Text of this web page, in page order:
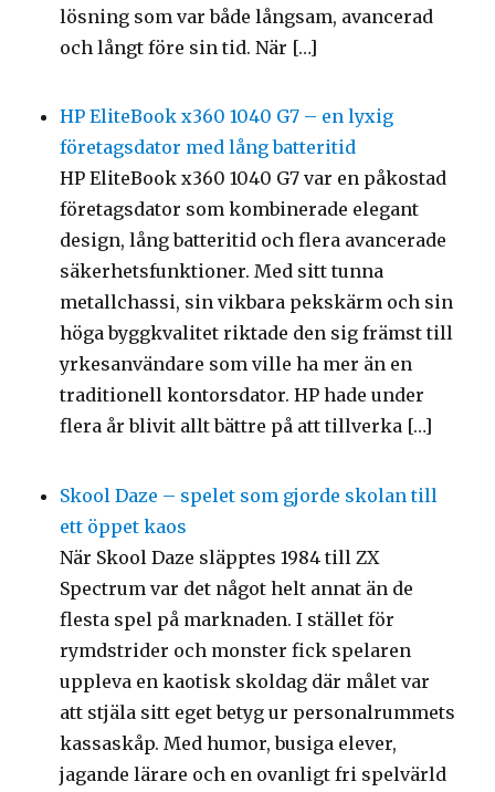
lösning som var både långsam, avancerad
och långt före sin tid. När […]
HP EliteBook x360 1040 G7 – en lyxig
företagsdator med lång batteritid
HP EliteBook x360 1040 G7 var en påkostad
företagsdator som kombinerade elegant
design, lång batteritid och flera avancerade
säkerhetsfunktioner. Med sitt tunna
metallchassi, sin vikbara pekskärm och sin
höga byggkvalitet riktade den sig främst till
yrkesanvändare som ville ha mer än en
traditionell kontorsdator. HP hade under
flera år blivit allt bättre på att tillverka […]
Skool Daze – spelet som gjorde skolan till
ett öppet kaos
När Skool Daze släpptes 1984 till ZX
Spectrum var det något helt annat än de
flesta spel på marknaden. I stället för
rymdstrider och monster fick spelaren
uppleva en kaotisk skoldag där målet var
att stjäla sitt eget betyg ur personalrummets
kassaskåp. Med humor, busiga elever,
jagande lärare och en ovanligt fri spelvärld